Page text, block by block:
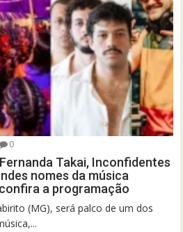
0
Takai, Inconfidentes
nomes da música
a programação
(MG), será palco de um dos